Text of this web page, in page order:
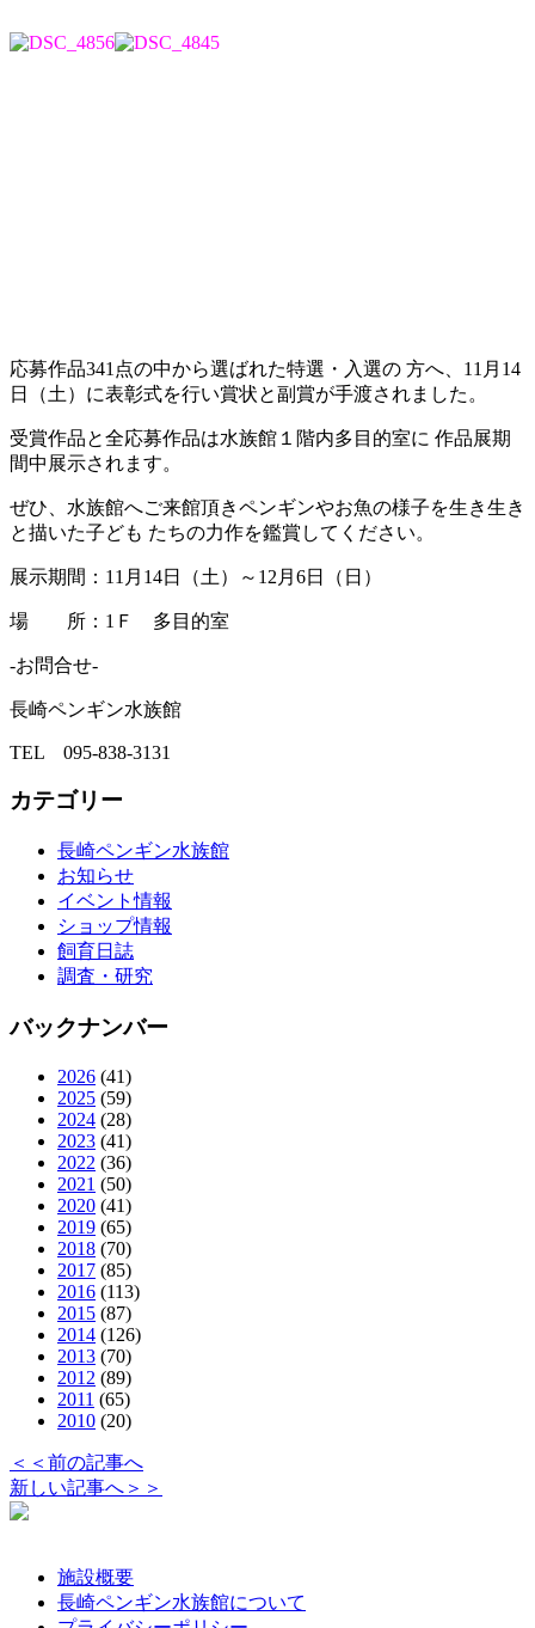
応募作品341点の中から選ばれた特選・入選の 方へ、11月14
日（土）に表彰式を行い賞状と副賞が手渡されました。
受賞作品と全応募作品は水族館１階内多目的室に 作品展期
間中展示されます。
ぜひ、水族館へご来館頂きペンギンやお魚の様子を生き生き
と描いた子ども たちの力作を鑑賞してください。
展示期間：11月14日（土）～12月6日（日）
場 所：1Ｆ 多目的室
-お問合せ-
長崎ペンギン水族館
TEL 095-838-3131
カテゴリー
長崎ペンギン水族館
お知らせ
イベント情報
ショップ情報
飼育日誌
調査・研究
バックナンバー
2026 (41)
2025 (59)
2024 (28)
2023 (41)
2022 (36)
2021 (50)
2020 (41)
2019 (65)
2018 (70)
2017 (85)
2016 (113)
2015 (87)
2014 (126)
2013 (70)
2012 (89)
2011 (65)
2010 (20)
＜＜前の記事へ
新しい記事へ＞＞
施設概要
長崎ペンギン水族館について